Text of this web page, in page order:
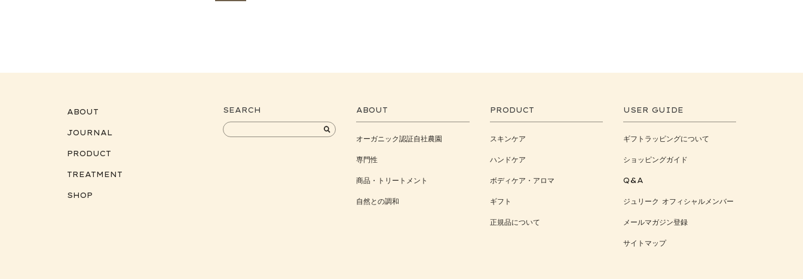
ABOUT
JOURNAL
PRODUCT
TREATMENT
SHOP
SEARCH ABOUT
オーガニック認証自社農園
専門性
商品・トリートメント
自然との調和
PRODUCT
スキンケア
ハンドケア
ボディケア・アロマ
ギフト
正規品について
USER GUIDE
ギフトラッピングについて
ショッピングガイド
Q&A
ジュリーク オフィシャルメンバー
メールマガジン登録
サイトマップ